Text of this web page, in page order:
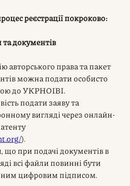
реєстрації покроково:
документів
авторського права та пакет
можна подати особисто
до УКРНОІВІ.
подати заяву та
вигляді через онлайн-
).
при подачі документів в
всі файли повинні бути
цифровим підписом.